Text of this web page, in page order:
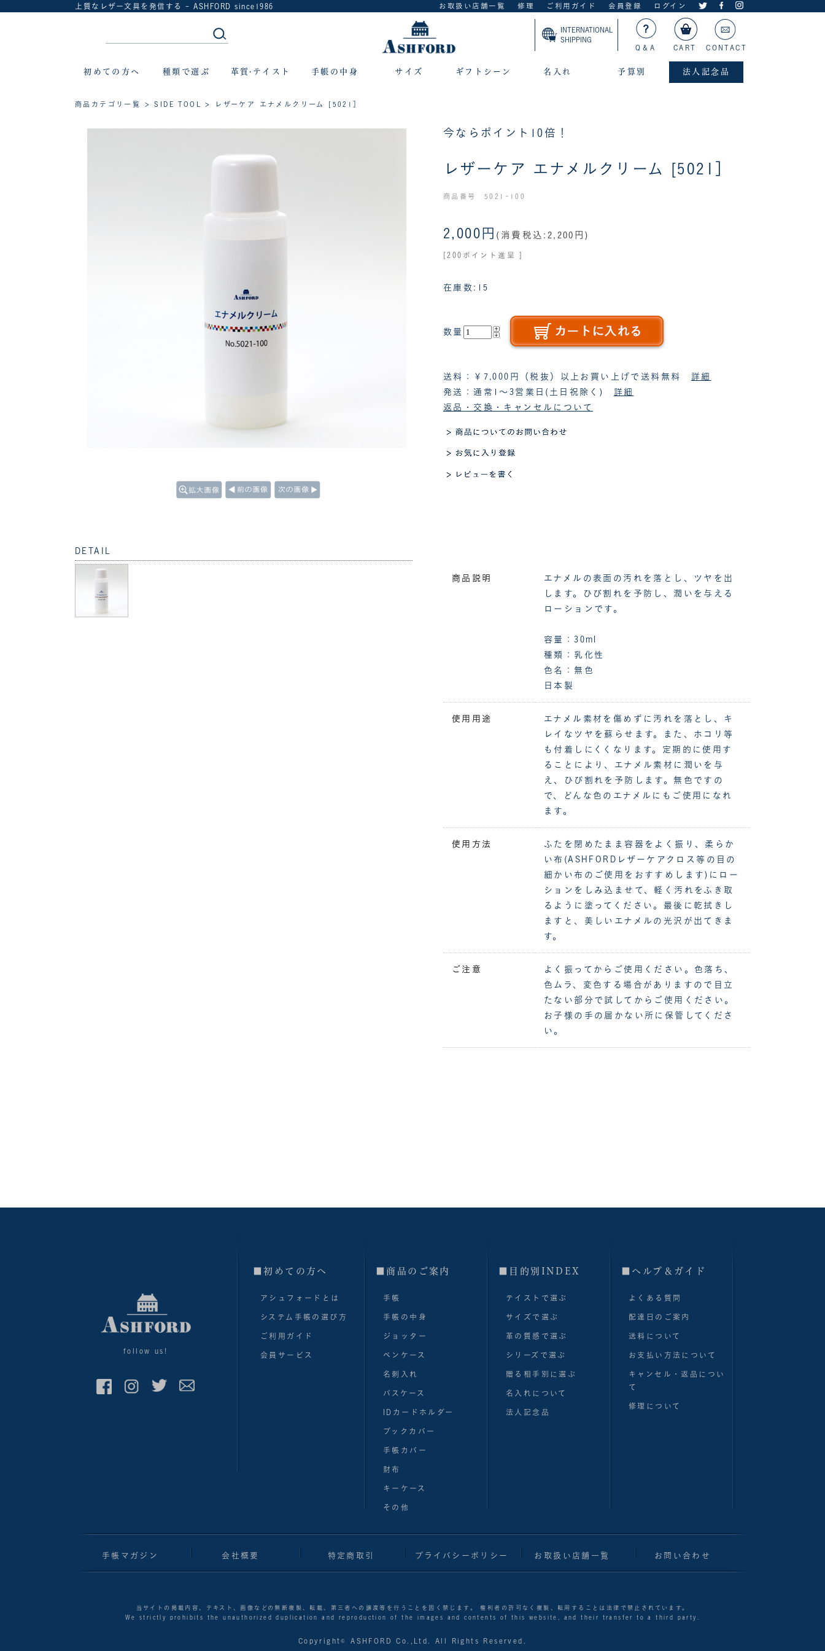
上質なレザー文具を発信する - ASHFORD since1986 お取扱い店舗一覧 修理 ご利用ガイド 会員登録 ログイン
INTERNATIONAL
SHIPPING
Q＆A
CART CONTACT
初めての方へ 種類で選ぶ 革質·テイスト 手帳の中身 サイズ ギフトシーン 名入れ 予算別 法人記念品
商品カテゴリ一覧 >SIDE TOOL > レザーケア エナメルクリーム [5021］
今ならポイント10倍！
レザーケア エナメルクリーム [5021］
商品番号 5021-100
2,000円 (消費税込:2,200円)
[200ポイント進呈 ]
在庫数:15
数量
返品・交換・キャンセルについて
送料：￥7,000円（税抜）以上お買い上げで送料無料 詳細
発送：通常1～3営業日(土日祝除く) 詳細
DETAIL
商品説明
エナメルの表面の汚れを落とし、ツヤを出
します。ひび割れを予防し、潤いを与える
ローションです。
容量：30ml
種類：乳化性
色名：無色
日本製
使用用途
エナメル素材を傷めずに汚れを落とし、キ
レイなツヤを蘇らせます。また、ホコリ等
も付着しにくくなります。定期的に使用す
ることにより、エナメル素材に潤いを与
え、ひび割れを予防します。無色ですの
で、どんな色のエナメルにもご使用になれ
ます。
使用方法
ふたを閉めたまま容器をよく振り、柔らか
い布(ASHFORDレザーケアクロス等の目の
細かい布のご使用をおすすめします)にロー
ションをしみ込ませて、軽く汚れをふき取
るように塗ってください。最後に乾拭きし
ますと、美しいエナメルの光沢が出てきま
す。
ご注意
よく振ってからご使用ください。色落ち、
色ムラ、変色する場合がありますので目立
たない部分で試してからご使用ください。
お子様の手の届かない所に保管してくださ
い。
follow us!
■初めての方へ
アシュフォードとは
システム手帳の選び方
ご利用ガイド
会員サービス
■商品のご案内
手帳
手帳の中身
ジョッター
ペンケース
名刺入れ
パスケース
IDカードホルダー
ブックカバー
手帳カバー
財布
キーケース
その他
■目的別INDEX
テイストで選ぶ
サイズで選ぶ
革の質感で選ぶ
シリーズで選ぶ
贈る相手別に選ぶ
名入れについて
法人記念品
■へルプ＆ガイド
よくある質問
配達日のご案内
送料について
お支払い方法について
キャンセル・返品につい
て
修理について
手帳マガジン 会社概要 特定商取引 プライバシーポリシー お取扱い店舗一覧 お問い合わせ
当サイトの掲載内容、テキスト、画像などの無断複製、転載、第三者への譲渡等を行うことを固く禁じます。 権利者の許可なく複製、転用することは法律で禁止されています。
We strictly prohibits the unauthorized duplication and reproduction of the images and contents of this website, and their transfer to a third party.
Copyright© ASHFORD Co.,Ltd. All Rights Reserved.